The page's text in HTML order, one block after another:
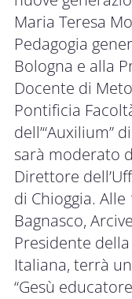
Maria Teresa
Pedagogia
Bologna e alla
Docente di
Pontificia
dell’“Auxilium”
sarà moderato
Direttore
di Chioggia. Alle
Bagnasco,
Presidente
Italiana, terrà
“Gesù